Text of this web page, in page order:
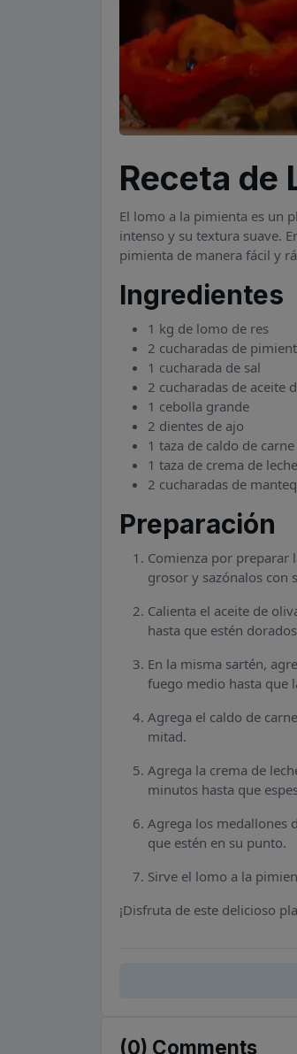
Receta de
El lomo a la pimienta es un
intenso y su textura suave.
pimienta de manera fácil y
Ingredientes
1 kg de lomo de res
2 cucharadas de
1 cucharada de sal
2 cucharadas de aceite
1 cebolla grande
2 dientes de ajo
1 taza de caldo de carne
1 taza de crema de leche
2 cucharadas de
Preparación
Comienza por preparar
grosor y sazónalos con
Calienta el aceite de
hasta que estén
En la misma sartén,
fuego medio hasta que
Agrega el caldo de
mitad.
Agrega la crema de
minutos hasta que
Agrega los medallones
que estén en su punto.
Sirve el lomo a la
¡Disfruta de este delicioso
(0) Comments